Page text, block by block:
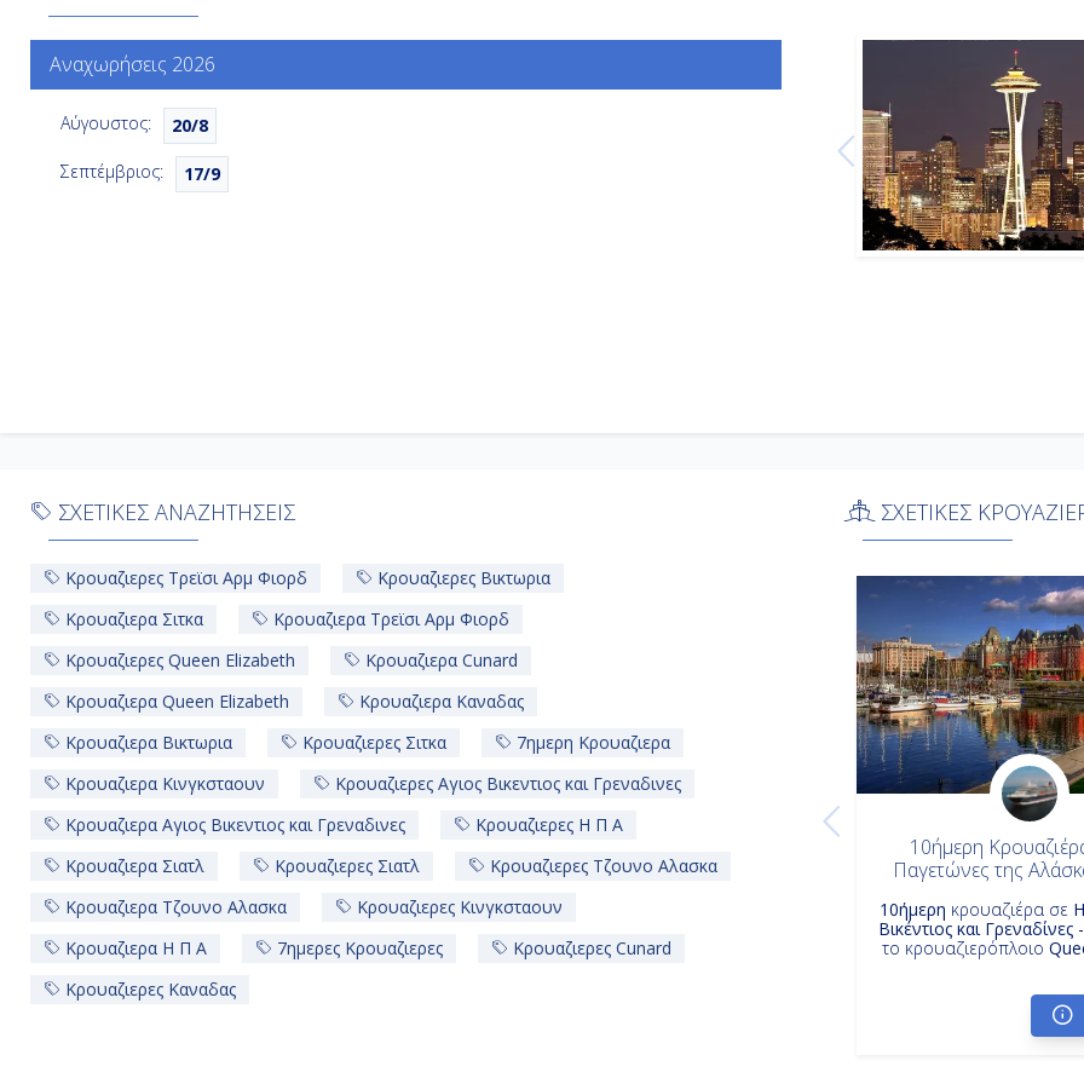
Αναχωρήσεις 2026
Αύγουστος:
20/8
Σεπτέμβριος:
17/9
ΣΧΕΤΙΚΕΣ ΑΝΑΖΗΤΗΣΕΙΣ
Κρουαζιερες Τρεϊσι Αρμ Φιορδ
Κρουαζιερες Βικτωρια
Κρουαζιερα Σιτκα
Κρουαζιερα Τρεϊσι Αρμ Φιορδ
Κρουαζιερες Queen Elizabeth
Κρουαζιερα Cunard
Κρουαζιερα Queen Elizabeth
Κρουαζιερα Καναδας
Κρουαζιερα Βικτωρια
Κρουαζιερες Σιτκα
7ημερη Κρουαζιερα
Κρουαζιερα Κινγκσταουν
Κρουαζιερες Αγιος Βικεντιος και Γρεναδινες
Κρουαζιερα Αγιος Βικεντιος και Γρεναδινες
Κρουαζιερες Η Π Α
Κρουαζιερα Σιατλ
Κρουαζιερες Σιατλ
Κρουαζιερες Τζουνο Αλασκα
Κρουαζιερα Τζουνο Αλασκα
Κρουαζιερες Κινγκσταουν
Κρουαζιερα Η Π Α
7ημερες Κρουαζιερες
Κρουαζιερες Cunard
Κρουαζιερες Καναδας
ΣΧΕΤΙΚΕΣ
10ήμερη
Παγετώνες της
10ήμερη κρουαζιέρα σε
Βικέντιος και
το κρουαζιερόπλοιο